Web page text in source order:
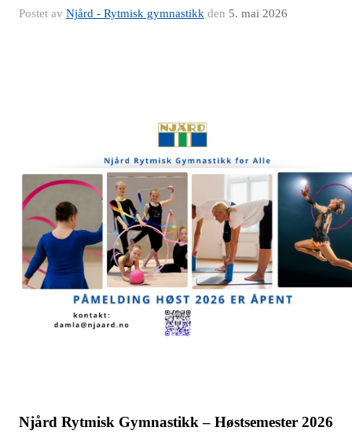
Postet av Njård - Rytmisk gymnastikk den 5. mai 2026
Njård Rytmisk Gymnastikk – Høstsemester 2026